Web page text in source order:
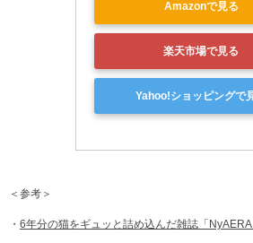
Amazonで見る
楽天市場で見る
Yahoo!ショッピングで
＜参考＞
・ 6年分の猫をギュッと詰め込んだ雑誌「